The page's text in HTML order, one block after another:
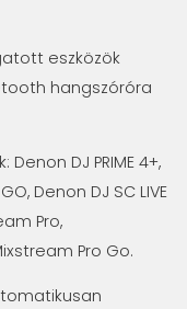
eszközök
hangszóróra
DJ PRIME 4+,
Denon DJ SC LIVE
Pro,
Pro Go.